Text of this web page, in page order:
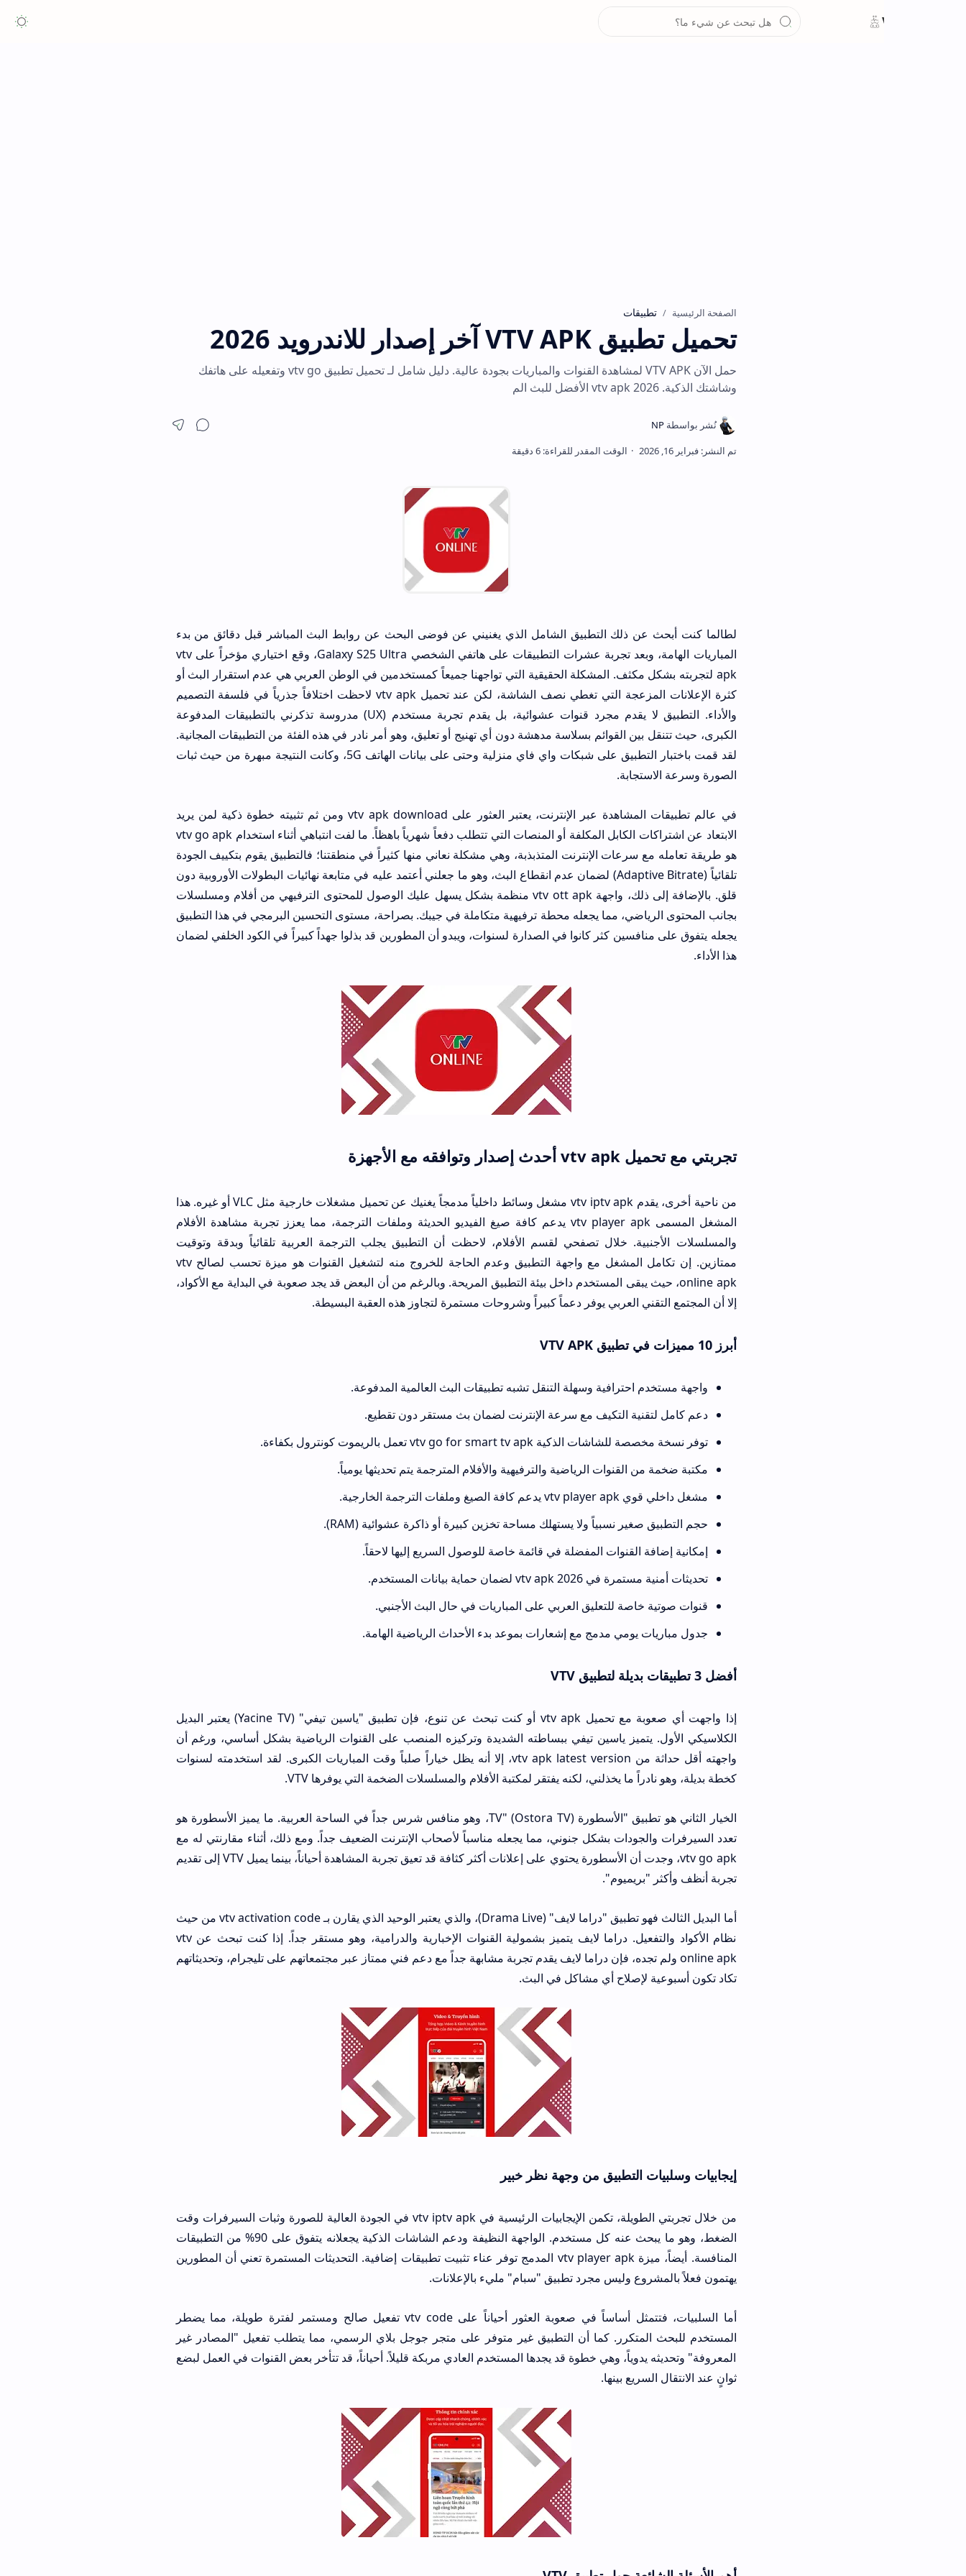
تطبيقات
تحميل تطبيق VTV APK آخر إصدار للاندرويد 2026
حمل الآن VTV APK لمشاهدة القنوات والمباريات بجودة عالية. دليل شامل لـ تحميل تطبيق vtv go وتفعيله على هاتفك
لطالما كنت أبحث عن ذلك التطبيق الشامل الذي يغنيني عن فوضى البحث عن روابط البث المباشر قبل دقائق من بدء
المباريات الهامة، وبعد تجربة عشرات التطبيقات على هاتفي الشخصي Galaxy S25 Ultra، وقع اختياري مؤخراً على vtv
apk لتجربته بشكل مكثف. المشكلة الحقيقية التي تواجهنا جميعاً كمستخدمين في الوطن العربي هي عدم استقرار البث أو
كثرة الإعلانات المزعجة التي تغطي نصف الشاشة، لكن عند تحميل vtv apk لاحظت اختلافاً جذرياً في فلسفة التصميم
والأداء. التطبيق لا يقدم مجرد قنوات عشوائية، بل يقدم تجربة مستخدم (UX) مدروسة تذكرني بالتطبيقات المدفوعة
الكبرى، حيث تتنقل بين القوائم بسلاسة مدهشة دون أي تهنيج أو تعليق، وهو أمر نادر في هذه الفئة من التطبيقات المجانية.
لقد قمت باختبار التطبيق على شبكات واي فاي منزلية وحتى على بيانات الهاتف 5G، وكانت النتيجة مبهرة من حيث ثبات
الصورة وسرعة الاستجابة.
في عالم تطبيقات المشاهدة عبر الإنترنت، يعتبر العثور على vtv apk download ومن ثم تثبيته خطوة ذكية لمن يريد
الابتعاد عن اشتراكات الكابل المكلفة أو المنصات التي تتطلب دفعاً شهرياً باهظاً. ما لفت انتباهي أثناء استخدام vtv go apk
هو طريقة تعامله مع سرعات الإنترنت المتذبذبة، وهي مشكلة نعاني منها كثيراً في منطقتنا؛ فالتطبيق يقوم بتكييف الجودة
تلقائياً (Adaptive Bitrate) لضمان عدم انقطاع البث، وهو ما جعلني أعتمد عليه في متابعة نهائيات البطولات الأوروبية دون
قلق. بالإضافة إلى ذلك، واجهة vtv ott apk منظمة بشكل يسهل عليك الوصول للمحتوى الترفيهي من أفلام ومسلسلات
بجانب المحتوى الرياضي، مما يجعله محطة ترفيهية متكاملة في جيبك. بصراحة، مستوى التحسين البرمجي في هذا التطبيق
يجعله يتفوق على منافسين كثر كانوا في الصدارة لسنوات، ويبدو أن المطورين قد بذلوا جهداً كبيراً في الكود الخلفي لضمان
تجربتي مع تحميل vtv apk أحدث إصدار وتوافقه مع الأجهزة
من ناحية أخرى، يقدم vtv iptv apk مشغل وسائط داخلياً مدمجاً يغنيك عن تحميل مشغلات خارجية مثل VLC أو غيره. هذا
المشغل المسمى vtv player apk يدعم كافة صيغ الفيديو الحديثة وملفات الترجمة، مما يعزز تجربة مشاهدة الأفلام
والمسلسلات الأجنبية. خلال تصفحي لقسم الأفلام، لاحظت أن التطبيق يجلب الترجمة العربية تلقائياً وبدقة وتوقيت
ممتازين. إن تكامل المشغل مع واجهة التطبيق وعدم الحاجة للخروج منه لتشغيل القنوات هو ميزة تحسب لصالح vtv
online apk، حيث يبقى المستخدم داخل بيئة التطبيق المريحة. وبالرغم من أن البعض قد يجد صعوبة في البداية مع الأكواد،
إلا أن المجتمع التقني العربي يوفر دعماً كبيراً وشروحات مستمرة لتجاوز هذه العقبة البسيطة.
واجهة مستخدم احترافية وسهلة التنقل تشبه تطبيقات البث العالمية المدفوعة.
دعم كامل لتقنية التكيف مع سرعة الإنترنت لضمان بث مستقر دون تقطيع.
توفر نسخة مخصصة للشاشات الذكية vtv go for smart tv apk تعمل بالريموت كونترول بكفاءة.
مكتبة ضخمة من القنوات الرياضية والترفيهية والأفلام المترجمة يتم تحديثها يومياً.
مشغل داخلي قوي vtv player apk يدعم كافة الصيغ وملفات الترجمة الخارجية.
حجم التطبيق صغير نسبياً ولا يستهلك مساحة تخزين كبيرة أو ذاكرة عشوائية (RAM).
إمكانية إضافة القنوات المفضلة في قائمة خاصة للوصول السريع إليها لاحقاً.
تحديثات أمنية مستمرة في vtv apk 2026 لضمان حماية بيانات المستخدم.
قنوات صوتية خاصة للتعليق العربي على المباريات في حال البث الأجنبي.
جدول مباريات يومي مدمج مع إشعارات بموعد بدء الأحداث الرياضية الهامة.
إذا واجهت أي صعوبة مع تحميل vtv apk أو كنت تبحث عن تنوع، فإن تطبيق "ياسين تيفي" (Yacine TV) يعتبر البديل
الكلاسيكي الأول. يتميز ياسين تيفي ببساطته الشديدة وتركيزه المنصب على القنوات الرياضية بشكل أساسي، ورغم أن
واجهته أقل حداثة من vtv apk latest version، إلا أنه يظل خياراً صلباً وقت المباريات الكبرى. لقد استخدمته لسنوات
كخطة بديلة، وهو نادراً ما يخذلني، لكنه يفتقر لمكتبة الأفلام والمسلسلات الضخمة التي يوفرها VTV.
الخيار الثاني هو تطبيق "الأسطورة TV" (Ostora TV)، وهو منافس شرس جداً في الساحة العربية. ما يميز الأسطورة هو
تعدد السيرفرات والجودات بشكل جنوني، مما يجعله مناسباً لأصحاب الإنترنت الضعيف جداً. ومع ذلك، أثناء مقارنتي له مع
vtv go apk، وجدت أن الأسطورة يحتوي على إعلانات أكثر كثافة قد تعيق تجربة المشاهدة أحياناً، بينما يميل VTV إلى تقديم
تجربة أنظف وأكثر "بريميوم".
أما البديل الثالث فهو تطبيق "دراما لايف" (Drama Live)، والذي يعتبر الوحيد الذي يقارن بـ vtv activation code من حيث
نظام الأكواد والتفعيل. دراما لايف يتميز بشمولية القنوات الإخبارية والدرامية، وهو مستقر جداً. إذا كنت تبحث عن vtv
online apk ولم تجده، فإن دراما لايف يقدم تجربة مشابهة جداً مع دعم فني ممتاز عبر مجتمعاتهم على تليجرام، وتحديثاتهم
تكاد تكون أسبوعية لإصلاح أي مشاكل في البث.
إيجابيات وسلبيات التطبيق من وجهة نظر خبير
من خلال تجربتي الطويلة، تكمن الإيجابيات الرئيسية في vtv iptv apk في الجودة العالية للصورة وثبات السيرفرات وقت
الضغط، وهو ما يبحث عنه كل مستخدم. الواجهة النظيفة ودعم الشاشات الذكية يجعلانه يتفوق على 90% من التطبيقات
المنافسة. أيضاً، ميزة vtv player apk المدمج توفر عناء تثبيت تطبيقات إضافية. التحديثات المستمرة تعني أن المطورين
يهتمون فعلاً بالمشروع وليس مجرد تطبيق "سبام" مليء بالإعلانات.
أما السلبيات، فتتمثل أساساً في صعوبة العثور أحياناً على vtv code تفعيل صالح ومستمر لفترة طويلة، مما يضطر
المستخدم للبحث المتكرر. كما أن التطبيق غير متوفر على متجر جوجل بلاي الرسمي، مما يتطلب تفعيل "المصادر غير
المعروفة" وتحديثه يدوياً، وهي خطوة قد يجدها المستخدم العادي مربكة قليلاً. أحياناً، قد تتأخر بعض القنوات في العمل لبضع
ثوانٍ عند الانتقال السريع بينها.